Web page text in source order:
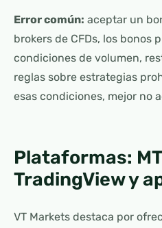
Error común: aceptar un
brokers de CFDs, los bonos
condiciones de volumen,
reglas sobre estrategias
esas condiciones, mejor no
Plataformas:
TradingView y
VT Markets destaca por